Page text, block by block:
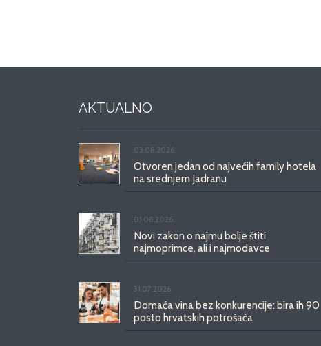
AKTUALNO
03.08.2026.
Otvoren jedan od najvećih family hotela
na srednjem Jadranu
01.08.2026.
Novi zakon o najmu bolje štiti
najmoprimce, ali i najmodavce
31.07.2026.
Domaća vina bez konkurencije: bira ih 90
posto hrvatskih potrošača